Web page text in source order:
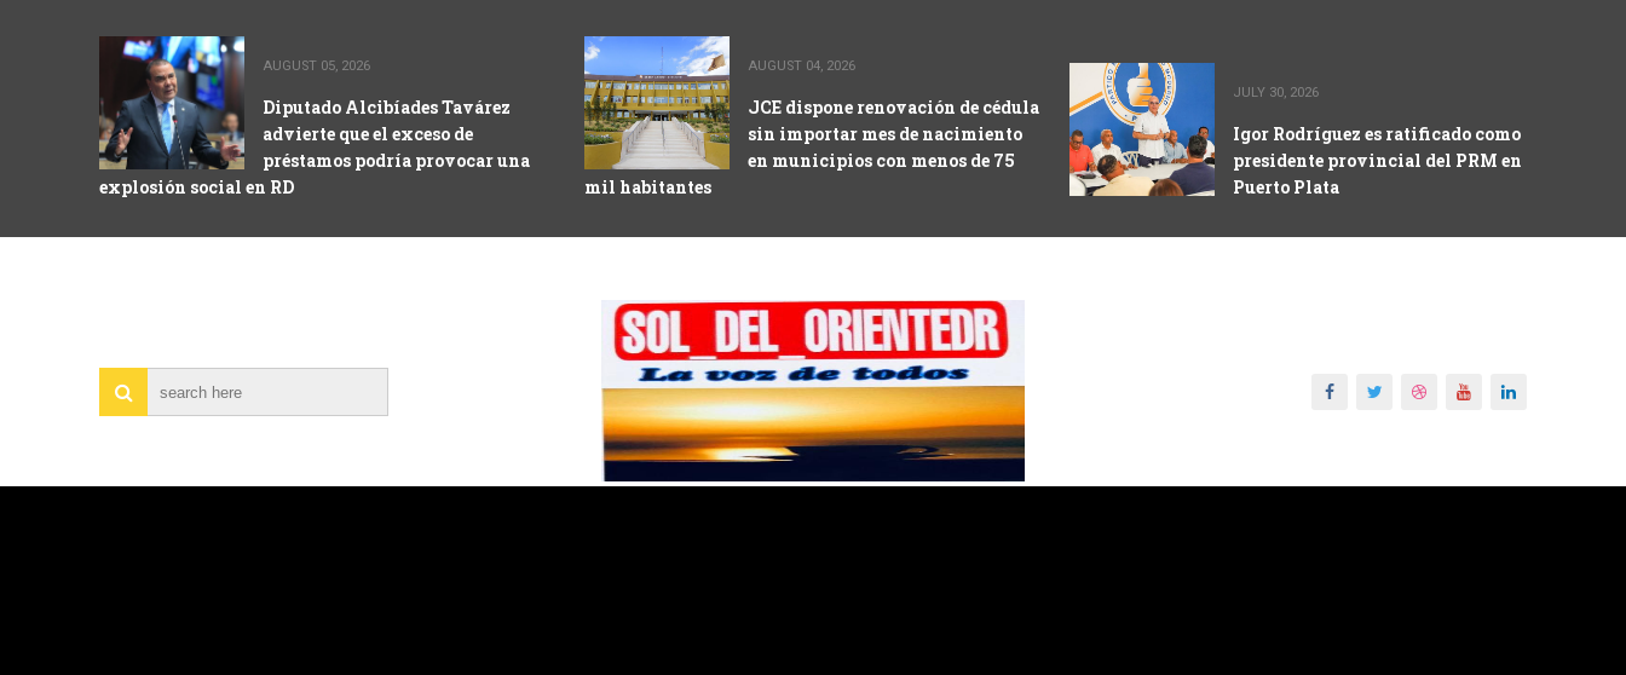
AUGUST 05, 2026
Diputado Alcibíades Tavárez
advierte que el exceso de
préstamos podría provocar una
explosión social en RD
AUGUST 04, 2026
JCE dispone renovación de cédula
sin importar mes de nacimiento
en municipios con menos de 75
mil habitantes
JULY 30, 2026
Igor Rodríguez es ratificado como
presidente provincial del PRM en
Puerto Plata